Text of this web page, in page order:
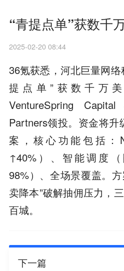
“青提点单”获数千
2025-02-20 08:44
36氪获悉，河北巨量网
提点单”获数千万
VentureSpring
Partners领投。资金将
案，核心功能包括：
↑40%）、智能调度
98%）、全场景覆盖。
卖降本”破解抽佣压力，
百城。
下一篇